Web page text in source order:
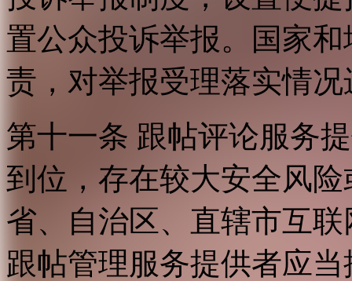
置公众投诉举报。国家
责，对举报受理落实情
第十一条 跟帖评论服务
到位，存在较大安全风
省、自治区、直辖市互
跟帖管理服务提供者应